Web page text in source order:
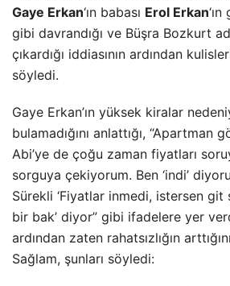
Gaye Erkan‘ın babası Erol Erkan
gibi davrandığı ve Büşra Bozkurt
çıkardığı iddiasının ardından
söyledi.
Gaye Erkan’ın yüksek kiralar
bulamadığını anlattığı, “Apartman
Abi’ye de çoğu zaman fiyatları
sorguya çekiyorum. Ben ‘indi’
Sürekli ‘Fiyatlar inmedi, istersen git
bir bak’ diyor” gibi ifadelere yer
ardından zaten rahatsızlığın
Sağlam, şunları söyledi: